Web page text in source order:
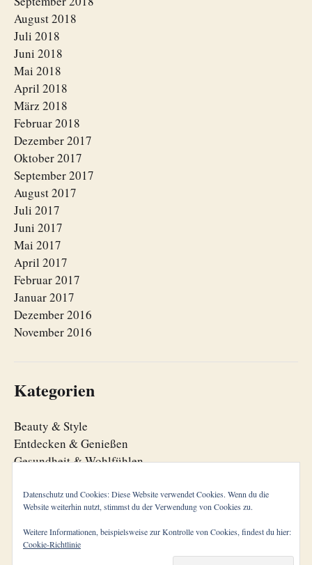
August 2018
Juli 2018
Juni 2018
Mai 2018
April 2018
März 2018
Februar 2018
Dezember 2017
Oktober 2017
September 2017
August 2017
Juli 2017
Juni 2017
Mai 2017
April 2017
Februar 2017
Januar 2017
Dezember 2016
November 2016
Kategorien
Beauty & Style
Entdecken & Genießen
Gesundheit & Wohlfühlen
Lebensorganisation
Zeitgeist
Datenschutz und Cookies: Diese Website verwendet Cookies. Wenn du die
Website weiterhin nutzt, stimmst du der Verwendung von Cookies zu.
Weitere Informationen, beispielsweise zur Kontrolle von Cookies, findest du hier:
Cookie-Richtlinie